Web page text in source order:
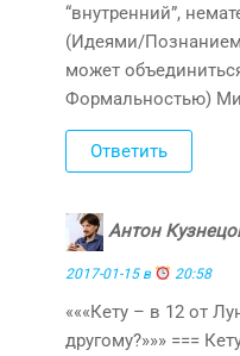
“внутренний”,
(Идеями/
может
Формальностью)
Ответить
Антон
2017-01-15 в 20:58
«««Кету – в 12 от
другому?»»» ===